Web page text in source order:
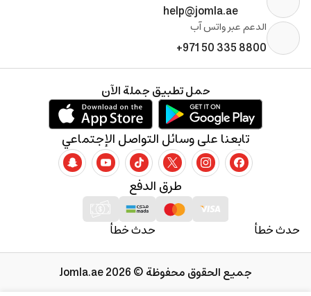
help@jomla.ae
الدعم عبر واتس آب
+971 50 335 8800
حدث خطأ حدث خطأ
طرق الدفع
تابعنا على وسائل التواصل الإجتماعي
حمل تطبيق جملة الآن
جميع الحقوق محفوظة © 2026 Jomla.ae